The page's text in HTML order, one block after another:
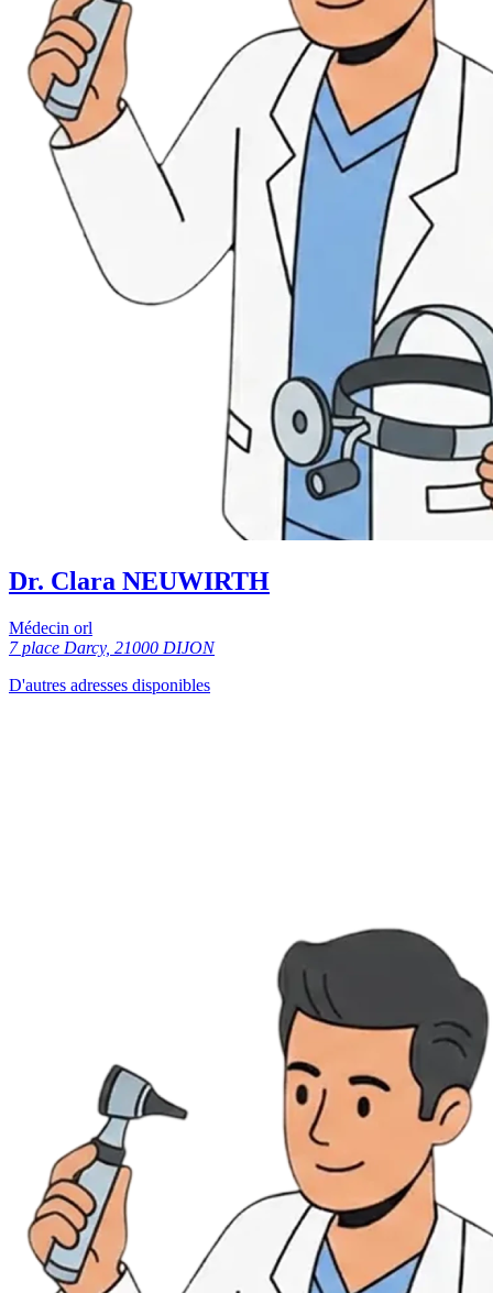
Dr. Clara NEUWIRTH
Médecin orl
7 place Darcy, 21000 DIJON
D'autres adresses disponibles